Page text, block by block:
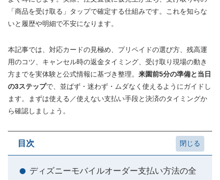
「商品を受け取る」タップで確定する仕組みです。これを知らな
いと履歴や明細で不安になります。
本記事では、対応カードの見極め、プリペイドの選び方、残高運
用のコツ、キャンセル時の返金タイミング、受け取り現場の動き
方までを実体験と公式情報に基づき整理。 来園前5分の準備と当日
の3ステップで、並ばず・迷わず・ムダなく使えるようにガイドし
ます。まずは使える／使えない支払い手段と決済のタイミングか
ら確認しましょう。
目次
ディズニーモバイルオーダー支払い方法の全